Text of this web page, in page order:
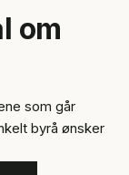
om
som går
byrå ønsker